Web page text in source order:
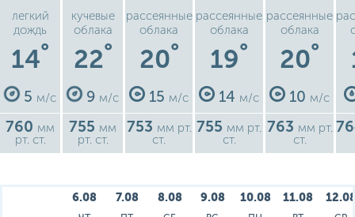
легкий
дождь
14°
5 м/с
760 мм
рт. ст.
кучевые
облака
22°
9 м/с
755 мм
рт. ст.
рассеянные
облака
20°
15 м/с
753 мм рт.
ст.
рассеянные
облака
19°
14 м/с
755 мм рт.
ст.
рассеянные
облака
20°
10 м/с
763 мм рт.
ст.
6.08 7.08 8.08 9.08 10.08 11.08